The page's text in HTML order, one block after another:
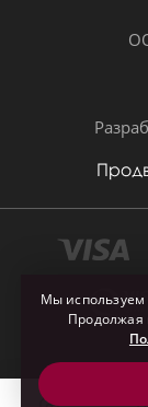
Мы используем
Продолжая